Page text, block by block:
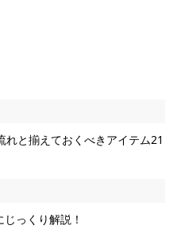
と揃えておくべきアイテム21
っくり解説！